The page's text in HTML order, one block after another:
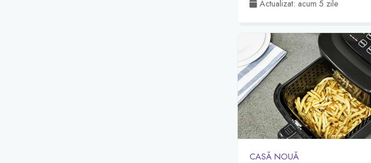
Actualizat: acum 5 zile
CASĂ NOUĂ